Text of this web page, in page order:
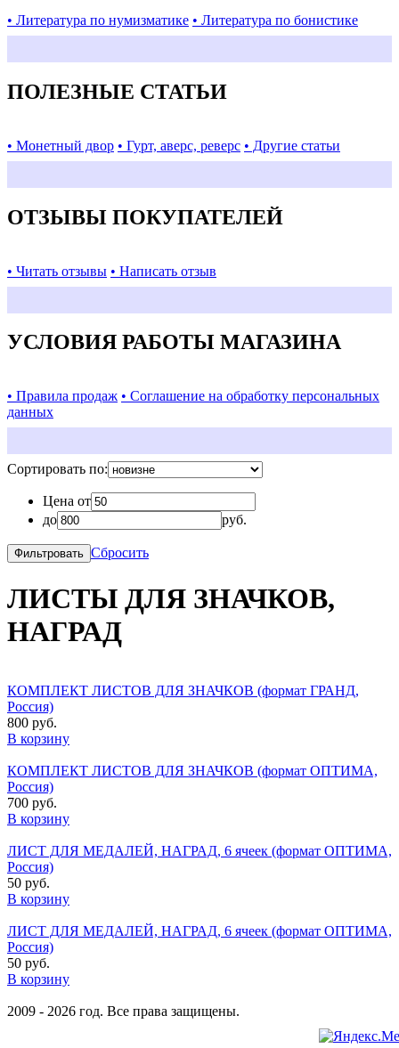
• Литература по нумизматике • Литература по бонистике
ПОЛЕЗНЫЕ СТАТЬИ
• Монетный двор • Гурт, аверс, реверс • Другие статьи
ОТЗЫВЫ ПОКУПАТЕЛЕЙ
• Читать отзывы • Написать отзыв
УСЛОВИЯ РАБОТЫ МАГАЗИНА
• Правила продаж • Соглашение на обработку персональных
данных
Сортировать по:
Цена от
до
руб.
Сбросить
ЛИСТЫ ДЛЯ ЗНАЧКОВ,
НАГРАД
КОМПЛЕКТ ЛИСТОВ ДЛЯ ЗНАЧКОВ (формат ГРАНД,
Россия)
800 руб.
В корзину
КОМПЛЕКТ ЛИСТОВ ДЛЯ ЗНАЧКОВ (формат ОПТИМА,
Россия)
700 руб.
В корзину
ЛИСТ ДЛЯ МЕДАЛЕЙ, НАГРАД, 6 ячеек (формат ОПТИМА,
Россия)
50 руб.
В корзину
ЛИСТ ДЛЯ МЕДАЛЕЙ, НАГРАД, 6 ячеек (формат ОПТИМА,
Россия)
50 руб.
В корзину
2009 - 2026 год. Все права защищены.